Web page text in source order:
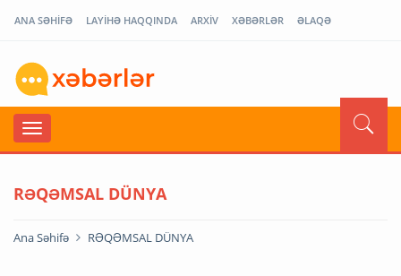
ANA SƏHİFƏ LAYİHƏ HAQQINDA ARXİV XƏBƏRLƏR ƏLAQƏ
RƏQƏMSAL DÜNYA
Ana Səhifə RƏQƏMSAL DÜNYA